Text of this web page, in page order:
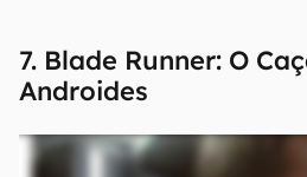
7. Blade Runner: O
Androides